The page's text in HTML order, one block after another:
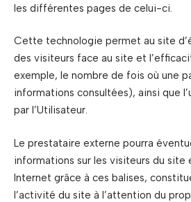
les différentes pages de celui-ci.
Cette technologie permet au site
des visiteurs face au site et
exemple, le nombre de fois où une
informations consultées), ainsi que
par l’Utilisateur.
Le prestataire externe pourra
informations sur les visiteurs du site
Internet grâce à ces balises,
l’activité du site à l’attention du